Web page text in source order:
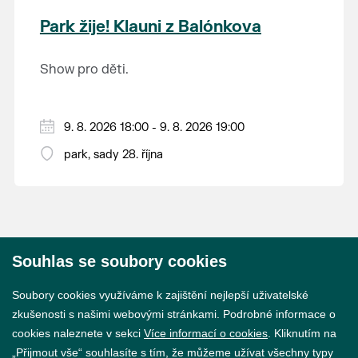
krajina na světě, která je zapsána na Seznam
světového přírodního a kulturního dědictví
Park žije! Klauni z Balónkova
Show pro děti.
9. 8. 2026 18:00 - 9. 8. 2026 19:00
park, sady 28. října
Souhlas se soubory cookies
Soubory cookies využíváme k zajištění nejlepší uživatelské
zkušenosti s našimi webovými stránkami. Podrobné informace o
cookies naleznete v sekci Více informací o cookies . Kliknutím na
„Přijmout vše“ souhlasíte s tím, že můžeme užívat všechny typy